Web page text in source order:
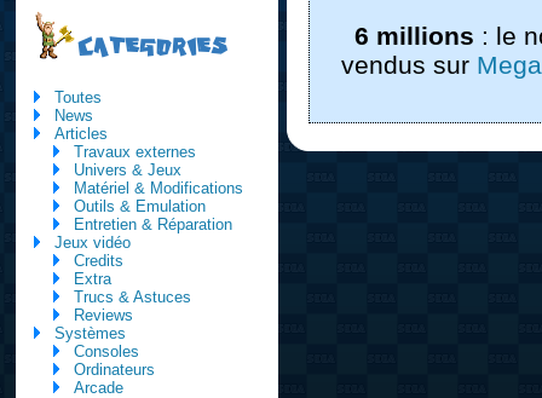
6 millions : le
vendus sur
CATEGORIES
Toutes
News
Articles
Travaux externes
Univers & Jeux
Matériel & Modifications
Outils & Emulation
Entretien & Réparation
Jeux vidéo
Credits
Extra
Trucs & Astuces
Reviews
Systèmes
Consoles
Ordinateurs
Arcade